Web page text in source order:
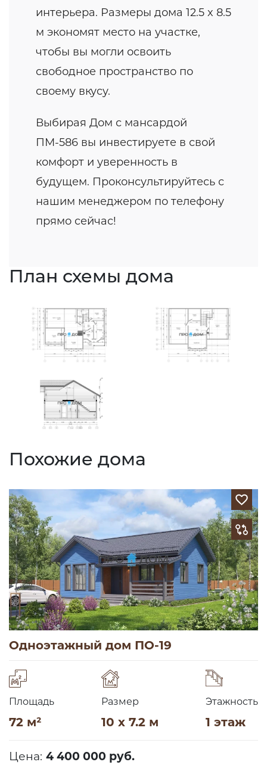
интерьера. Размеры дома 12.5 x 8.5
м экономят место на участке,
чтобы вы могли освоить
свободное пространство по
своему вкусу.
Выбирая Дом с мансардой
ПМ-586 вы инвестируете в свой
комфорт и уверенность в
будущем. Проконсультируйтесь с
нашим менеджером по телефону
прямо сейчас!
План схемы дома
Похожие дома
Одноэтажный дом ПО-19
Площадь
72 м²
Размер
10 x 7.2 м
Этажность
1 этаж
Цена: 4 400 000 руб.